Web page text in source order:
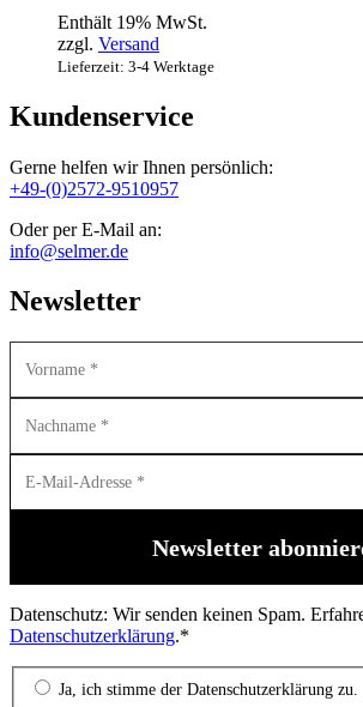
Enthält 19% MwSt.
zzgl. Versand
Lieferzeit: 3-4 Werktage
Kundenservice
Gerne helfen wir Ihnen persönlich:
+49-(0)2572-9510957
Oder per E-Mail an:
info@selmer.de
Newsletter
Datenschutz: Wir senden keinen Spam.
Datenschutzerklärung.*
Ja, ich stimme der Datenschutzerklärung zu.